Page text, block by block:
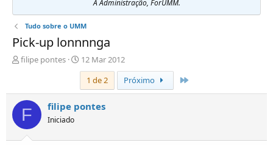
A Administração, ForUMM.
Tudo sobre o UMM
Pick-up lonnnnga
I
c
i
d
filipe pontes
D
a
a
d
e
12 Mar 2012
1 de 2
Próximo
F filipe pontes
Iniciado